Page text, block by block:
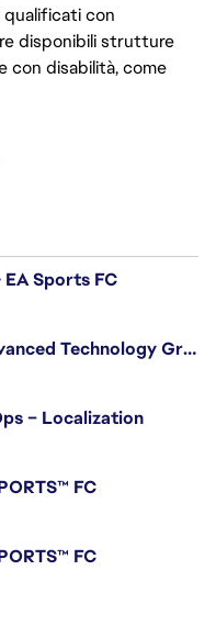
con
disponibili strutture
con disabilità, come
Sports FC
Senior Software Engineer - Advanced Technology Group
– Localization
FC
FC